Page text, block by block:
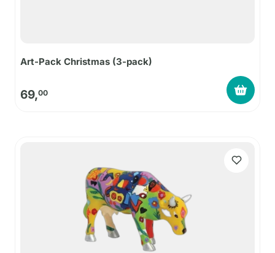
Art-Pack Christmas (3-pack)
69,00